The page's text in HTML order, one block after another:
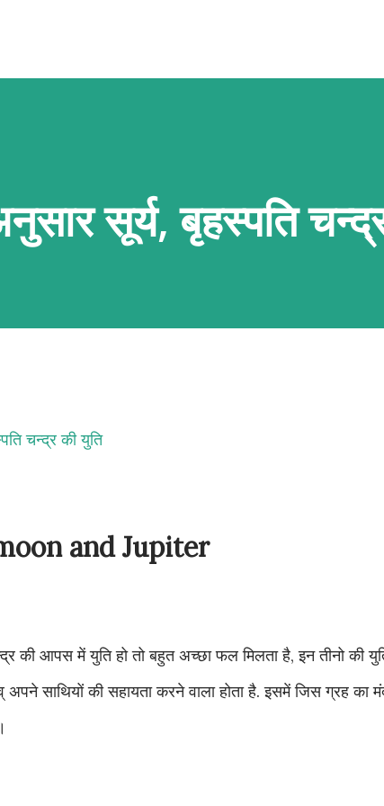
सूर्य, बृहस्पति
चन्द्र की युति
and Jupiter
की आपस में युति हो तो बहुत अच्छा फल मिलता है, इन तीनो की
साथियों की सहायता करने वाला होता है. इसमें जिस ग्रह का